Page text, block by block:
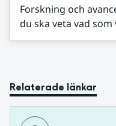
Forskning och
du ska veta vad som
Relaterade länkar